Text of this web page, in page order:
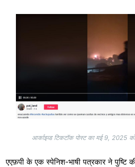
आर्काइव्ड टिकटॉक पोस्ट का मई 9, 2025 को
एएफ़पी के एक स्पेनिश-भाषी पत्रकार ने पुष्टि